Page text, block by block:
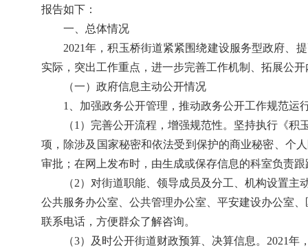
报告如下：
一、总体情况
2021年，积玉桥街道紧紧围绕建设服务型政府、
实际，突出工作重点，进一步完善工作机制、拓展公
（一）政府信息主动公开情况
1、加强政务公开管理，推动政务公开工作规范运
（1）完善公开流程，增强规范性。坚持执行《
项，除涉及国家秘密和依法受到保护的商业秘密、个
审批；在网上发布时，由生成或保存信息的科室负责
（2）对街道职能、领导成员及分工、机构设置
公共服务办公室、公共管理办公室、平安建设办公室
联系电话，方便群众了解咨询。
（3）及时公开街道财政预算、决算信息。2021